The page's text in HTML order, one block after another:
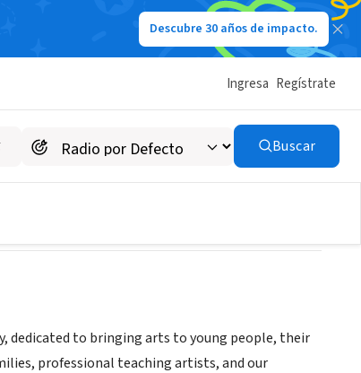
Descubre 30 años de impacto.
Ingresa Regístrate
Buscar
dedicated to bringing arts to young people, their
professional teaching artists, and our